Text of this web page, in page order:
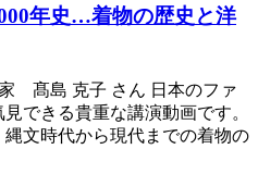
年史…着物の歴史と洋
髙島 克子 さん 日本のファ
できる貴重な講演動画です。
文時代から現代までの着物の